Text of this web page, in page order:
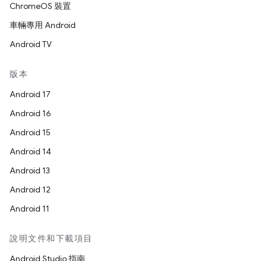
ChromeOS 裝置
車輛專用 Android
Android TV
版本
Android 17
Android 16
Android 15
Android 14
Android 13
Android 12
Android 11
說明文件和下載項目
Android Studio 指南